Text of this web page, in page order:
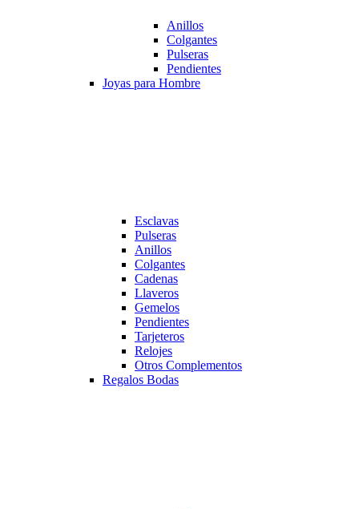
Anillos
Colgantes
Pulseras
Pendientes
Joyas para Hombre
Esclavas
Pulseras
Anillos
Colgantes
Cadenas
Llaveros
Gemelos
Pendientes
Tarjeteros
Relojes
Otros Complementos
Regalos Bodas